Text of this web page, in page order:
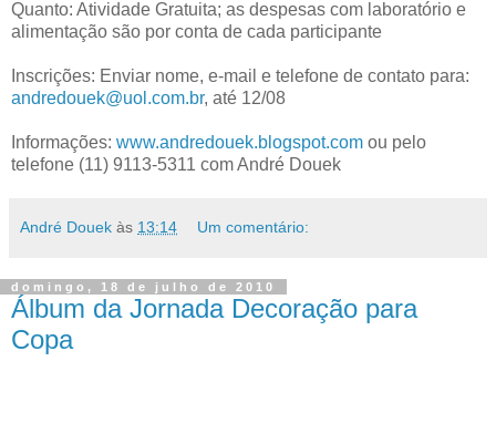
Quanto: Atividade Gratuita; as despesas com laboratório e
alimentação são por conta de cada participante
Inscrições: Enviar nome, e-mail e telefone de contato para:
andredouek@uol.com.br, até 12/08
Informações: www.andredouek.blogspot.com ou pelo
telefone (11) 9113-5311 com André Douek
André Douek às 13:14 Um comentário:
domingo, 18 de julho de 2010
Álbum da Jornada Decoração para
Copa